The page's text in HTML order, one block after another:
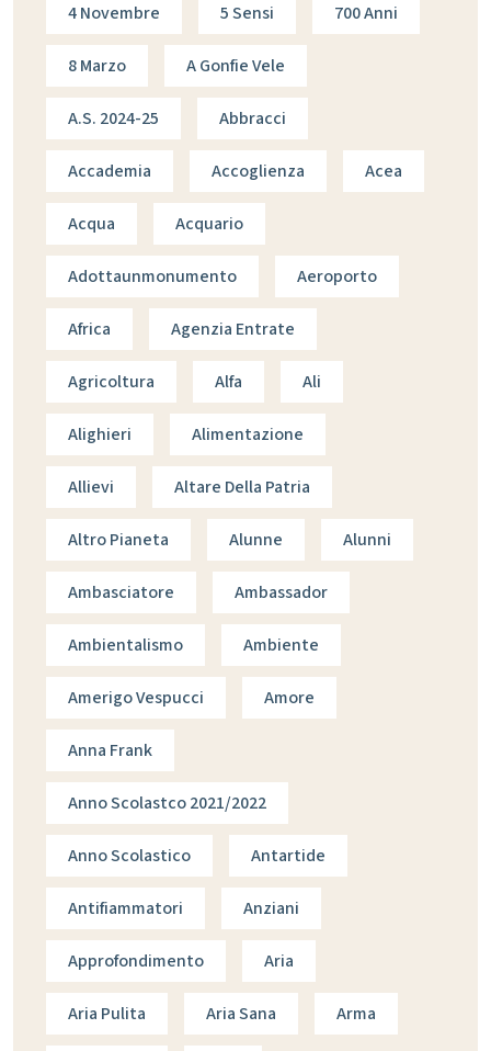
4 Novembre 5 Sensi 700 Anni
8 Marzo A Gonfie Vele
A.s. 2024-25 Abbracci
Accademia Accoglienza Acea
Acqua Acquario
Adottaunmonumento Aeroporto
Africa Agenzia Entrate
Agricoltura Alfa Ali
Alighieri Alimentazione
Allievi Altare Della Patria
Altro Pianeta Alunne Alunni
Ambasciatore Ambassador
Ambientalismo Ambiente
Amerigo Vespucci Amore
Anna Frank
Anno Scolastco 2021/2022
Anno Scolastico Antartide
Antifiammatori Anziani
Approfondimento Aria
Aria Pulita Aria Sana Arma